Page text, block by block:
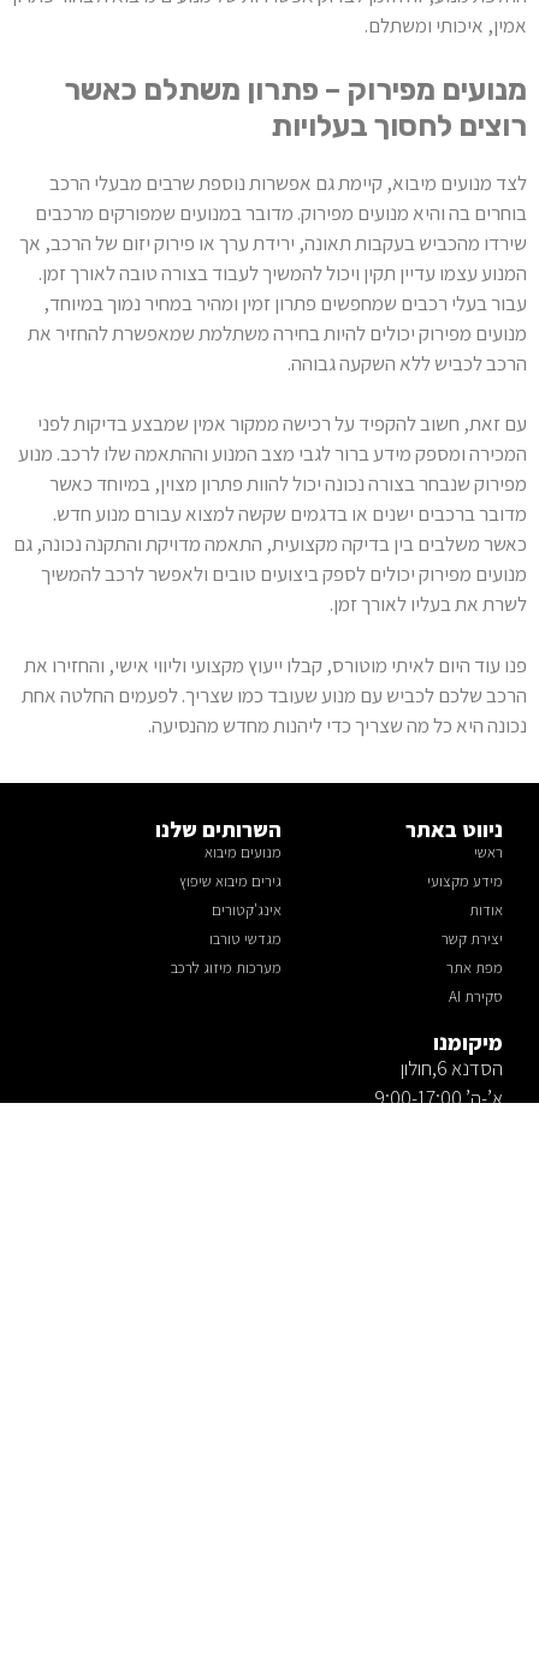
אמין, איכותי ומשתלם.
מנועים מפירוק – פתרון משתלם כאשר
רוצים לחסוך בעלויות
לצד מנועים מיבוא, קיימת גם אפשרות נוספת שרבים מבעלי הרכב
בוחרים בה והיא מנועים מפירוק. מדובר במנועים שמפורקים מרכבים
שירדו מהכביש בעקבות תאונה, ירידת ערך או פירוק יזום של הרכב, אך
המנוע עצמו עדיין תקין ויכול להמשיך לעבוד בצורה טובה לאורך זמן.
עבור בעלי רכבים שמחפשים פתרון זמין ומהיר במחיר נמוך במיוחד,
מנועים מפירוק יכולים להיות בחירה משתלמת שמאפשרת להחזיר את
הרכב לכביש ללא השקעה גבוהה.
עם זאת, חשוב להקפיד על רכישה ממקור אמין שמבצע בדיקות לפני
המכירה ומספק מידע ברור לגבי מצב המנוע וההתאמה שלו לרכב. מנוע
מפירוק שנבחר בצורה נכונה יכול להוות פתרון מצוין, במיוחד כאשר
מדובר ברכבים ישנים או בדגמים שקשה למצוא עבורם מנוע חדש.
כאשר משלבים בין בדיקה מקצועית, התאמה מדויקת והתקנה נכונה, גם
מנועים מפירוק יכולים לספק ביצועים טובים ולאפשר לרכב להמשיך
לשרת את בעליו לאורך זמן.
פנו עוד היום לאיתי מוטורס, קבלו ייעוץ מקצועי וליווי אישי, והחזירו את
הרכב שלכם לכביש עם מנוע שעובד כמו שצריך. לפעמים החלטה אחת
נכונה היא כל מה שצריך כדי ליהנות מחדש מהנסיעה.
ניווט באתר
ראשי
מידע מקצועי
אודות
יצירת קשר
מפת אתר
סקירת AI
השרותים שלנו
מנועים מיבוא
גירים מיבוא שיפוץ
אינג'קטורים
מגדשי טורבו
מערכות מיזוג לרכב
מיקומנו
הסדנא 6,חולון
א’-ה’ 9:00-17:00